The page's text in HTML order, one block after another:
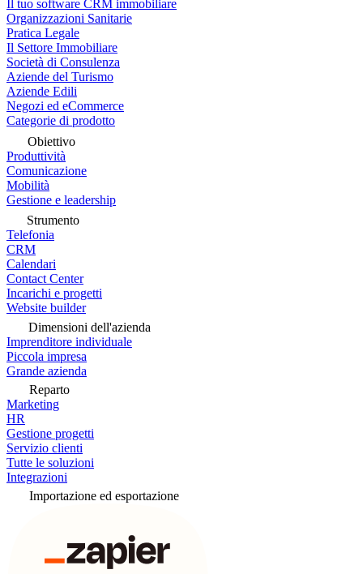
Il tuo software CRM immobiliare
Organizzazioni Sanitarie
Pratica Legale
Il Settore Immobiliare
Società di Consulenza
Aziende del Turismo
Aziende Edili
Negozi ed eCommerce
Categorie di prodotto
Obiettivo
Produttività
Comunicazione
Mobilità
Gestione e leadership
Strumento
Telefonia
CRM
Calendari
Contact Center
Incarichi e progetti
Website builder
Dimensioni dell'azienda
Imprenditore individuale
Piccola impresa
Grande azienda
Reparto
Marketing
HR
Gestione progetti
Servizio clienti
Tutte le soluzioni
Integrazioni
Importazione ed esportazione